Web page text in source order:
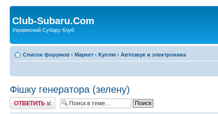
Club-Subaru.Com
Украинский Субару Клуб
Список форумов ‹ Маркет ‹ Куплю ‹ Автозвук и электроника
Фішку генератора (зелену)
Ответить